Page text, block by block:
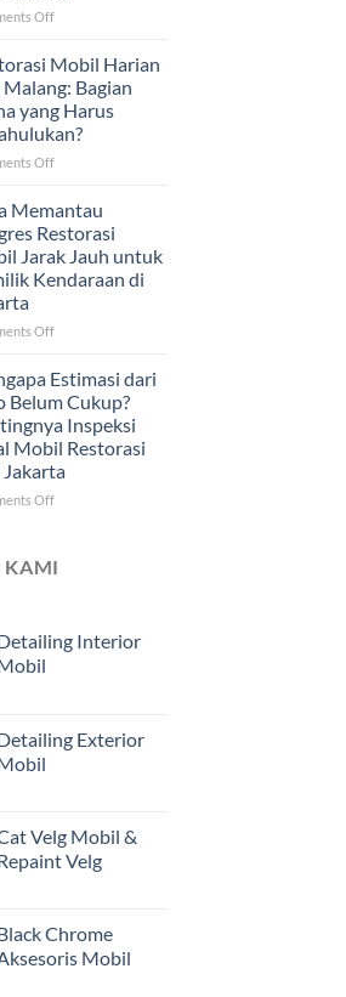
Klasik
di
Solo
Offon
Ulang
Saja
atau
Restorasi
Bodi?
Cara
Mobil
Tua
dari
Malang
Mobil Harian
Bagian
yang Harus
Offon
Mobil
Harian
dari
Malang:
Bagian
yang
Memantau
Restorasi
Jarak Jauh untuk
Kendaraan di
Offon
Memantau
Progres
Restorasi
Mobil
Jarak
Jauh
untuk
Jakarta
Estimasi dari
Belum Cukup?
Inspeksi
Mobil Restorasi
Offon
dari
Pentingnya
dari
KAMI
Interior
Exterior
Velg Mobil &
Velg
Chrome
Mobil